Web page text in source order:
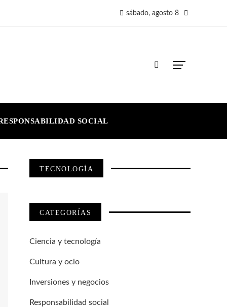
sábado, agosto 8
SOCIAL
TECNOLOGÍA
CATEGORÍAS
Ciencia y tecnología
Cultura y ocio
Inversiones y negocios
Responsabilidad social